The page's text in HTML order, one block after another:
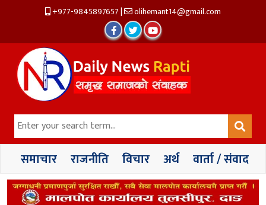
+977-9845897657| olihemant14@gmail.com
समाचार राजनीति विचार अर्थ वार्ता / संवाद